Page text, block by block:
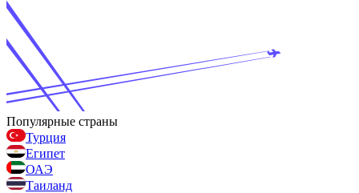
Популярные страны
Турция
Египет
ОАЭ
Таиланд